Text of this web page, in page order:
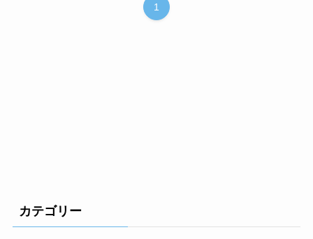
1
カテゴリー